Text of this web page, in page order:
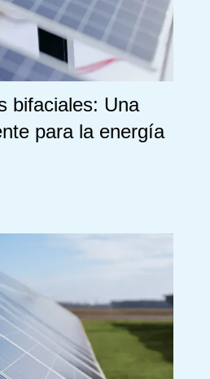
bifaciales: Una
para la energía